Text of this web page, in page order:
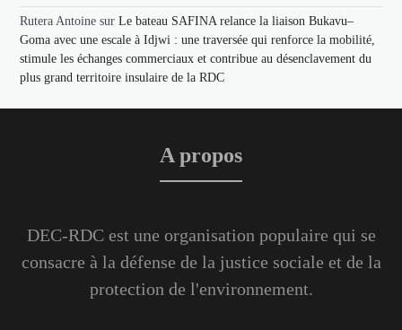
Rutera Antoine surLe bateau SAFINA relance la liaison Bukavu–
Goma avec une escale à Idjwi : une traversée qui renforce la mobilité,
stimule les échanges commerciaux et contribue au désenclavement du
plus grand territoire insulaire de la RDC
A propos
DEC-RDC est une organisation populaire qui se
consacre à la défense de la justice sociale et de la
protection de l'environnement.